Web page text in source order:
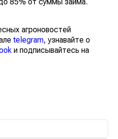
агроновостей
telegram , узнавайте о
и подписывайтесь на